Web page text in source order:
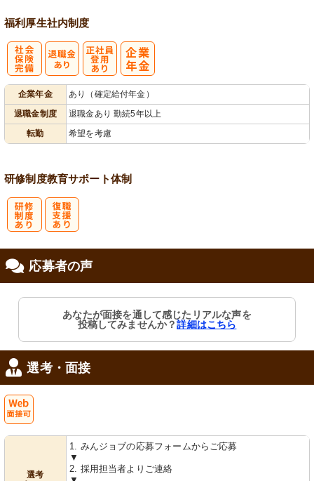
福利厚生社内制度
企業年金
あり（確定給付年金）
退職金制度
退職金あり 勤続5年以上
転勤
希望を考慮
研修制度教育サポート体制
応募者の声
あなたが面接を通して感じたリアルな声を
投稿してみませんか？詳細はこちら
選考・面接
選考
1. みんジョブの応募フォームからご応募
▼
2. 採用担当者よりご連絡